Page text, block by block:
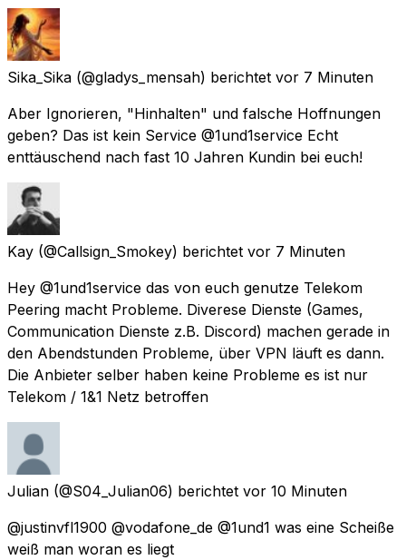
Sika_Sika (@gladys_mensah) berichtet vor 7 Minuten
Aber Ignorieren, "Hinhalten" und falsche Hoffnungen
geben? Das ist kein Service @1und1service Echt
enttäuschend nach fast 10 Jahren Kundin bei euch!
Kay (@Callsign_Smokey) berichtet vor 7 Minuten
Hey @1und1service das von euch genutze Telekom
Peering macht Probleme. Diverese Dienste (Games,
Communication Dienste z.B. Discord) machen gerade in
den Abendstunden Probleme, über VPN läuft es dann.
Die Anbieter selber haben keine Probleme es ist nur
Telekom / 1&1 Netz betroffen
Julian (@S04_Julian06) berichtet vor 10 Minuten
@justinvfl1900 @vodafone_de @1und1 was eine Scheiße
weiß man woran es liegt